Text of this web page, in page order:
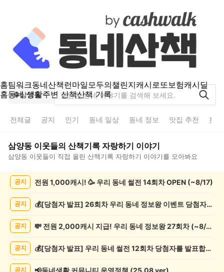
홈팀워크동네산책런마일모두의챌린지캐시로또보험캐시딜
홈동네 생활주변 산책산책 기록
삼양동
전체글 공지 인기 동네 일상 동네 정보 맛집 추천 분
삼양동 이웃들의 산책기록 자랑하기 이야기
삼양동 이웃들이 직접 올린 산책기록 자랑하기 이야기를 모아봐요
공지 전원 1,000캐시! 🥳 우리 동네 썰전 14회차 OPEN (~8/17)
공지 💰[당첨자 발표] 26회차 우리 동네 정보왕 이벤트 당첨자를 발표합니다!
공지 💸 전원 2,000캐시 지급! 우리 동네 정보왕 27회차 (~8/10)
공지 💰[당첨자 발표] 우리 동네 썰전 12회차 당첨자를 발표합니다!
공지 📢동네생활 커뮤니티 운영정책 (25.08 ver)